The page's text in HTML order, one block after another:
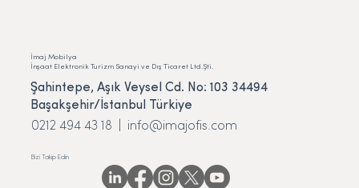
İmaj Mobilya
İnşaat Elektronik Turizm Sanayi ve Dış Ticaret Ltd.Şti.
Şahintepe, Aşık Veysel Cd. No: 103 34494
Başakşehir/İstanbul Türkiye
0212 494 43 18 | info@imajofis.com
Bizi Takip Edin